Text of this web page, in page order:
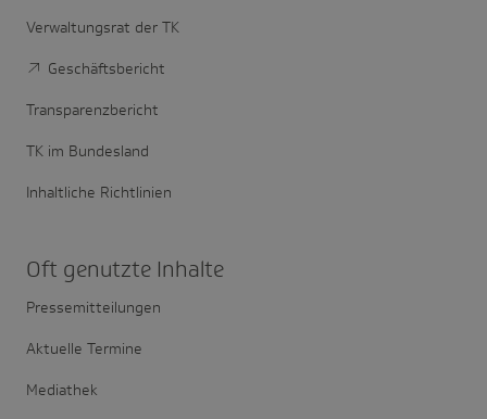
Verwaltungsrat der TK
Geschäftsbericht
Transparenzbericht
TK im Bundesland
Inhaltliche Richtlinien
Oft genutzte Inhalte
Pressemitteilungen
Aktuelle Termine
Mediathek